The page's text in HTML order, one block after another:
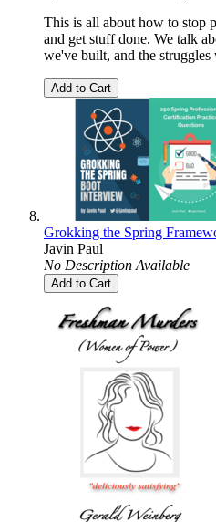
This is all about how to stop
and get stuff done. We talk
we've built, and the
Add to Cart
Grokking the Spring
Javin Paul
No Description Available
Add to Cart